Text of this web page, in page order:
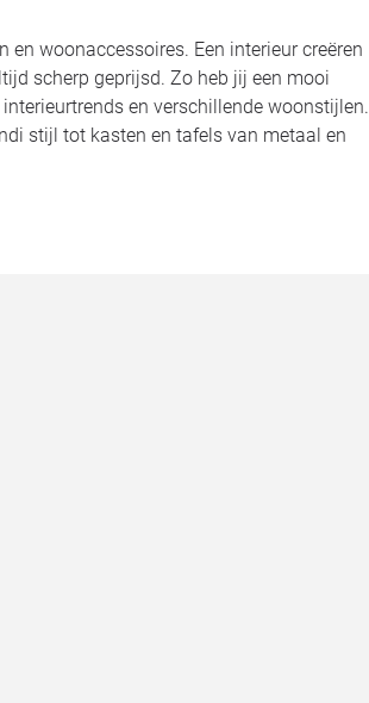
woonaccessoires. Een interieur creëren
scherp geprijsd. Zo heb jij een mooi
en verschillende woonstijlen.
stijl tot kasten en tafels van metaal en